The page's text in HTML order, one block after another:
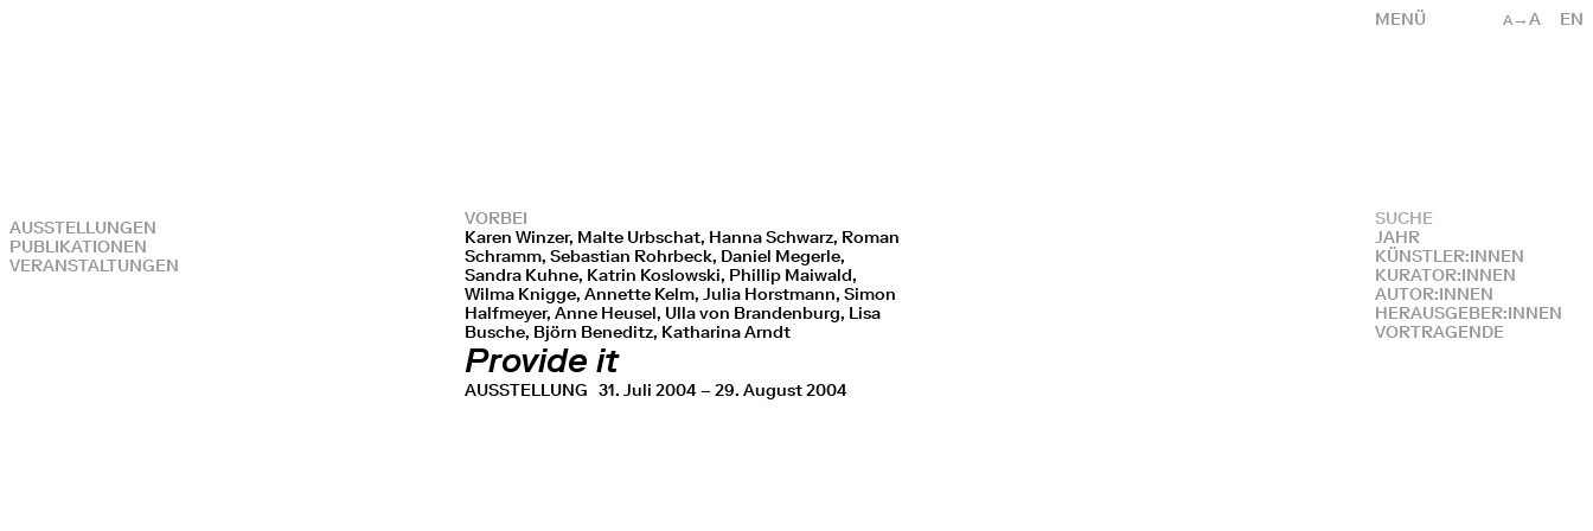
A →A EN
MENÜ
AUSSTELLUNGEN
PUBLIKATIONEN
VERANSTALTUNGEN
JAHR
KÜNSTLER:INNEN
KURATOR:INNEN
AUTOR:INNEN
HERAUSGEBER:INNEN
VORTRAGENDE
VORBEI
Karen Winzer, Malte Urbschat, Hanna Schwarz, Roman
Schramm, Sebastian Rohrbeck, Daniel Megerle,
Sandra Kuhne, Katrin Koslowski, Phillip Maiwald,
Wilma Knigge, Annette Kelm, Julia Horstmann, Simon
Halfmeyer, Anne Heusel, Ulla von Brandenburg, Lisa
Busche, Björn Beneditz, Katharina Arndt
Provide it
AUSSTELLUNG 31. Juli 2004 – 29. August 2004